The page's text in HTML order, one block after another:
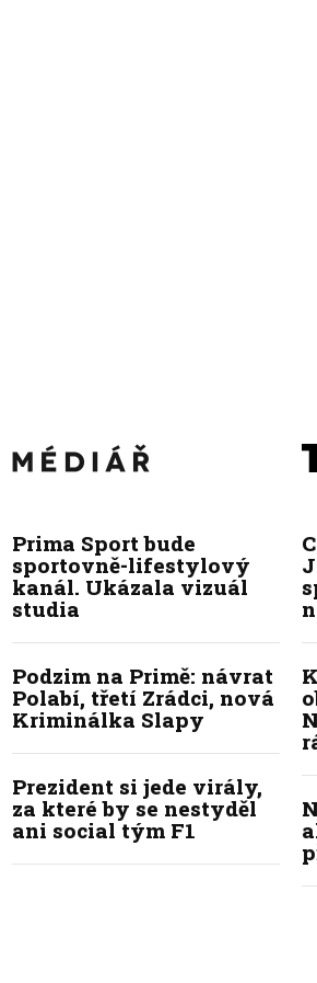
Prima Sport bude
sportovně-lifestylový
kanál. Ukázala vizuál
studia
Podzim na Primě: návrat
Polabí, třetí Zrádci, nová
Kriminálka Slapy
Prezident si jede virály,
za které by se nestyděl
ani social tým F1